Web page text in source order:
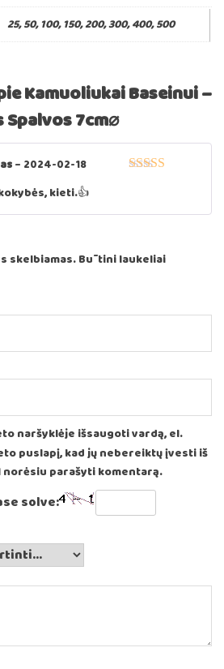
25, 50, 100, 150, 200, 300, 400, 500
Kamuoliukai Baseinui –
7cm⌀
– 2024-02-18
kieti.👍
skelbiamas.Būtini laukeliai
naršyklėje išsaugoti vardą, el.
puslapį, kad jų nebereiktų įvesti iš
norėsiu parašyti komentarą.
solve: